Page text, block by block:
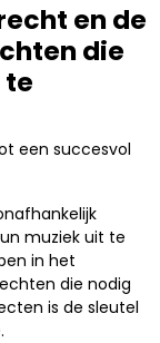
en de
die
te
een succesvol
muziek uit te
in het
die nodig
is de sleutel